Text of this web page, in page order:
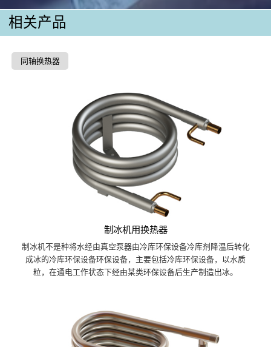
相关产品
同轴换热器
制冰机用换热器
制冰机不是种将水经由真空泵器由冷库环保设备冷库剂降温后转化
成冰的冷库环保设备环保设备，主要包括冷库环保设备，以水质
粒，在通电工作状态下经由某类环保设备后生产制造出冰。